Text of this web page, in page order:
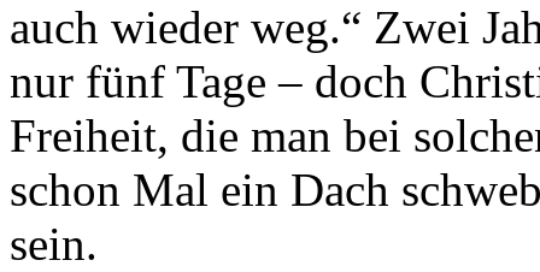
auch wieder weg.“ Zwei
nur fünf Tage – doch
Freiheit, die man bei
schon Mal ein Dach
sein.